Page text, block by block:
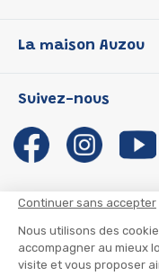
Continuer sans accepter
Nous utilisons des
accompagner au mieux
visite et vous proposer
P'tit Loup
Les Influenceuses
Migali
Petite Taupe
La maison Auzou
Notre histoire
Auzou s'engage
Auteurs et
Suivre mon colis
Infos consommateur
Suivez-nous